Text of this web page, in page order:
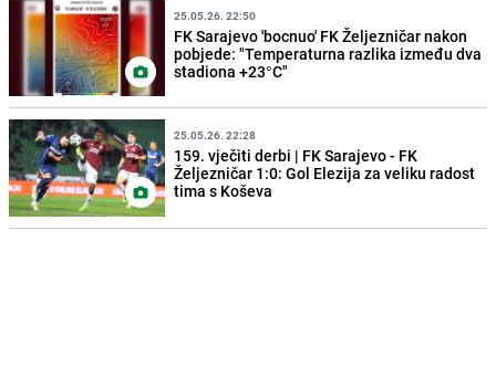
25.05.26. 22:50
FK Sarajevo 'bocnuo' FK Željezničar nakon
pobjede: "Temperaturna razlika između dva
stadiona +23°C"
25.05.26. 22:28
159. vječiti derbi | FK Sarajevo - FK
Željezničar 1:0: Gol Elezija za veliku radost
tima s Koševa